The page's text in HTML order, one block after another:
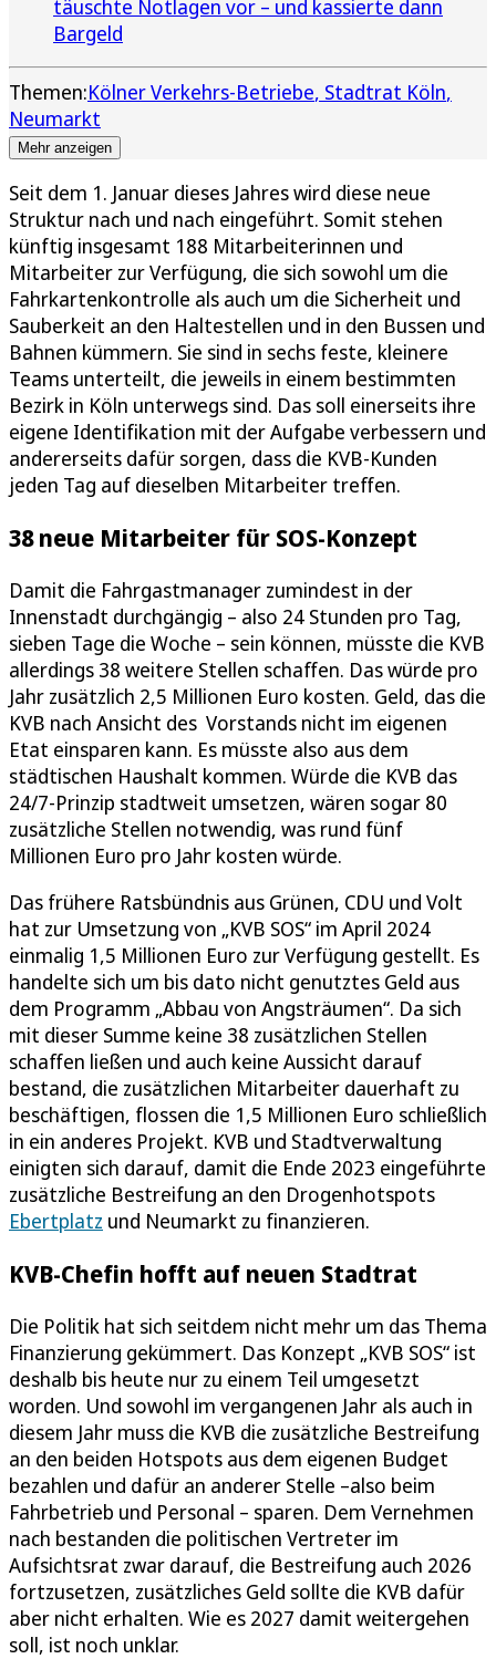
täuschte Notlagen vor – und kassierte dann
Bargeld
Themen:Kölner Verkehrs-Betriebe Stadtrat Köln
Neumarkt
Mehr anzeigen
Seit dem 1. Januar dieses Jahres wird diese neue
Struktur nach und nach eingeführt. Somit stehen
künftig insgesamt 188 Mitarbeiterinnen und
Mitarbeiter zur Verfügung, die sich sowohl um die
Fahrkartenkontrolle als auch um die Sicherheit und
Sauberkeit an den Haltestellen und in den Bussen und
Bahnen kümmern. Sie sind in sechs feste, kleinere
Teams unterteilt, die jeweils in einem bestimmten
Bezirk in Köln unterwegs sind. Das soll einerseits ihre
eigene Identifikation mit der Aufgabe verbessern und
andererseits dafür sorgen, dass die KVB-Kunden
jeden Tag auf dieselben Mitarbeiter treffen.
38 neue Mitarbeiter für SOS-Konzept
Damit die Fahrgastmanager zumindest in der
Innenstadt durchgängig – also 24 Stunden pro Tag,
sieben Tage die Woche – sein können, müsste die KVB
allerdings 38 weitere Stellen schaffen. Das würde pro
Jahr zusätzlich 2,5 Millionen Euro kosten. Geld, das die
KVB nach Ansicht des Vorstands nicht im eigenen
Etat einsparen kann. Es müsste also aus dem
städtischen Haushalt kommen. Würde die KVB das
24/7-Prinzip stadtweit umsetzen, wären sogar 80
zusätzliche Stellen notwendig, was rund fünf
Millionen Euro pro Jahr kosten würde.
Das frühere Ratsbündnis aus Grünen, CDU und Volt
hat zur Umsetzung von „KVB SOS“ im April 2024
einmalig 1,5 Millionen Euro zur Verfügung gestellt. Es
handelte sich um bis dato nicht genutztes Geld aus
dem Programm „Abbau von Angsträumen“. Da sich
mit dieser Summe keine 38 zusätzlichen Stellen
schaffen ließen und auch keine Aussicht darauf
bestand, die zusätzlichen Mitarbeiter dauerhaft zu
beschäftigen, flossen die 1,5 Millionen Euro schließlich
in ein anderes Projekt. KVB und Stadtverwaltung
einigten sich darauf, damit die Ende 2023 eingeführte
zusätzliche Bestreifung an den Drogenhotspots
Ebertplatz und Neumarkt zu finanzieren.
KVB-Chefin hofft auf neuen Stadtrat
Die Politik hat sich seitdem nicht mehr um das Thema
Finanzierung gekümmert. Das Konzept „KVB SOS“ ist
deshalb bis heute nur zu einem Teil umgesetzt
worden. Und sowohl im vergangenen Jahr als auch in
diesem Jahr muss die KVB die zusätzliche Bestreifung
an den beiden Hotspots aus dem eigenen Budget
bezahlen und dafür an anderer Stelle –also beim
Fahrbetrieb und Personal – sparen. Dem Vernehmen
nach bestanden die politischen Vertreter im
Aufsichtsrat zwar darauf, die Bestreifung auch 2026
fortzusetzen, zusätzliches Geld sollte die KVB dafür
aber nicht erhalten. Wie es 2027 damit weitergehen
soll, ist noch unklar.